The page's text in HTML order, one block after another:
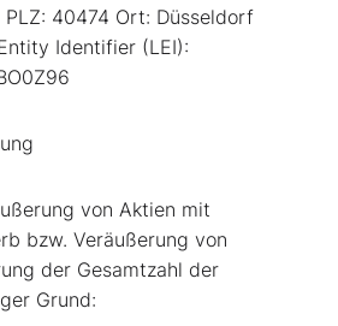
40474 Ort: Düsseldorf
Identifier (LEI):
von Aktien mit
bzw. Veräußerung von
der Gesamtzahl der
Grund: